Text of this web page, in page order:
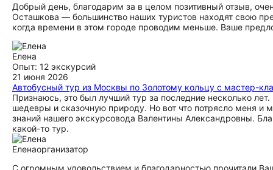
Добрый день, благодарим за в целом позитивный отзыв,
Осташкова — большинство наших туристов находят свою
когда времени в этом городе проводим меньше. Ваше
Елена
Опыт: 12 экскурсий
21 июня 2026
Автобусный тур из Москвы по Золотому кольцу с мастер-
Признаюсь, это был лучший тур за последние несколько
шедевры и сказочную природу. Но вот что потрясло меня и
знаний нашего экскурсовода Валентины Александровны.
какой-то тур.
Еленаорганизатор
С огромным удовольствием и благодарностью прочитали